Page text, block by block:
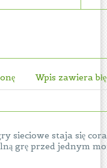
Wpis zawiera
sieciowe staja się
grę przed jednym